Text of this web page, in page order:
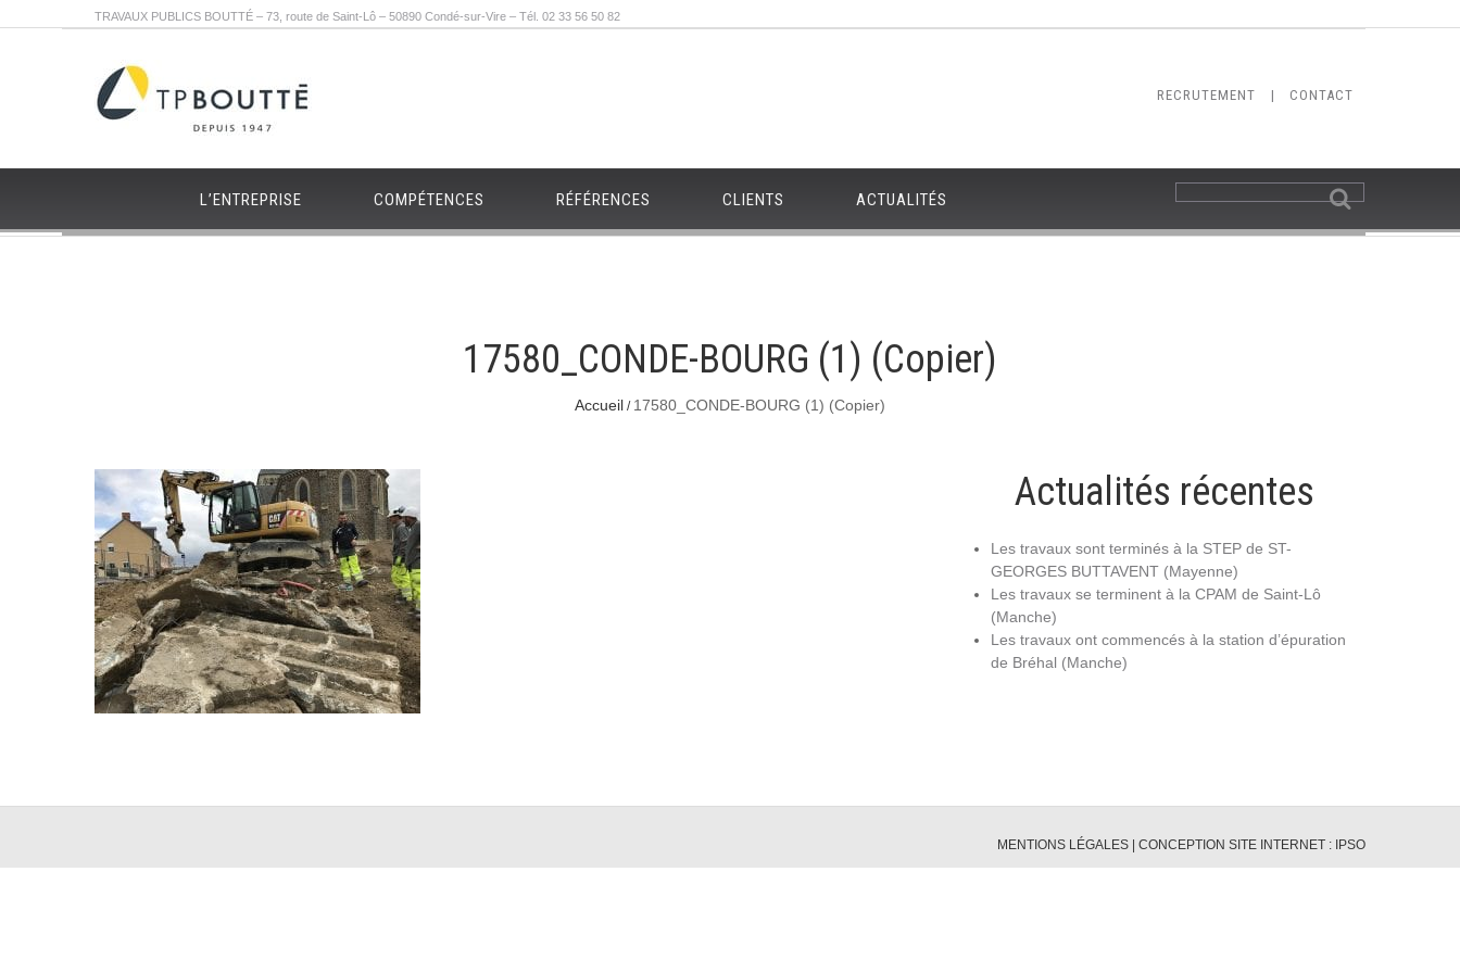
TRAVAUX PUBLICS BOUTTÉ – 73, route de Saint-Lô – 50890 Condé-sur-Vire – Tél. 02 33 56 50 82
RECRUTEMENT | CONTACT
L’ENTREPRISE COMPÉTENCES RÉFÉRENCES CLIENTS ACTUALITÉS
17580_CONDE-BOURG (1) (Copier)
Accueil 17580_CONDE-BOURG (1) (Copier)
Actualités récentes
Les travaux sont terminés à la STEP de ST-
GEORGES BUTTAVENT (Mayenne)
Les travaux se terminent à la CPAM de Saint-Lô
(Manche)
Les travaux ont commencés à la station d’épuration
de Bréhal (Manche)
MENTIONS LÉGALES | CONCEPTION SITE INTERNET : IPSO